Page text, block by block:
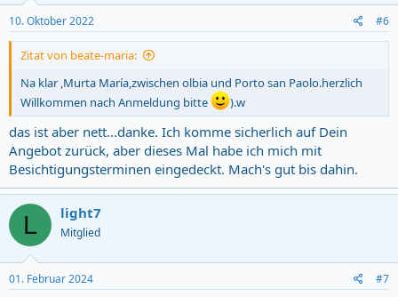
10. Oktober 2022 #6
Zitat von beate-maria:
Na klar ,Murta María,zwischen olbia und Porto san Paolo.herzlich
Willkommen nach Anmeldung bitte
).w
das ist aber nett...danke. Ich komme sicherlich auf Dein
Angebot zurück, aber dieses Mal habe ich mich mit
Besichtigungsterminen eingedeckt. Mach's gut bis dahin.
L light7
Mitglied
01. Februar 2024 #7